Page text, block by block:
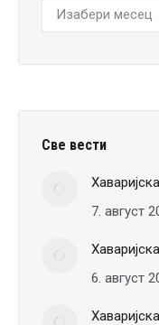
Хронологија
вести
Све вести
7. август
6. август